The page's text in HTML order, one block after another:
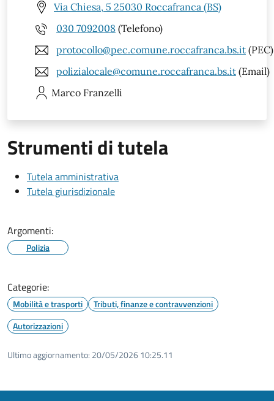
Via Chiesa, 5 25030 Roccafranca (BS)
030 7092008 (Telefono)
protocollo@pec.comune.roccafranca.bs.it (PEC)
polizialocale@comune.roccafranca.bs.it (Email)
Marco Franzelli
Strumenti di tutela
Tutela amministrativa
Tutela giurisdizionale
Argomenti:
Polizia
Categorie:
Mobilità e trasporti
Tributi, finanze e contravvenzioni
Autorizzazioni
Ultimo aggiornamento: 20/05/2026 10:25.11